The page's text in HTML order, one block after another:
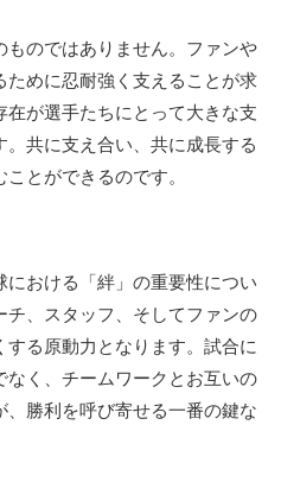
ものではありません。ファンや
めに忍耐強く支えることが求
が選手たちにとって大きな支
共に支え合い、共に成長する
とができるのです。
における「絆」の重要性につい
、スタッフ、そしてファンの
る原動力となります。試合に
なく、チームワークとお互いの
勝利を呼び寄せる一番の鍵な